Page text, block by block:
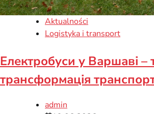
Aktualności
Logistyka i transport
Електробуси у Варшаві –
трансформація
admin